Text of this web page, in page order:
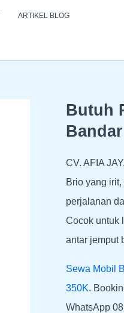
ARTIKEL BLOG
Butuh
CV. AFIA
Brio yang
perjalanan
Cocok untuk
antar jemput
Sewa Mobil
350K.
WhatsApp